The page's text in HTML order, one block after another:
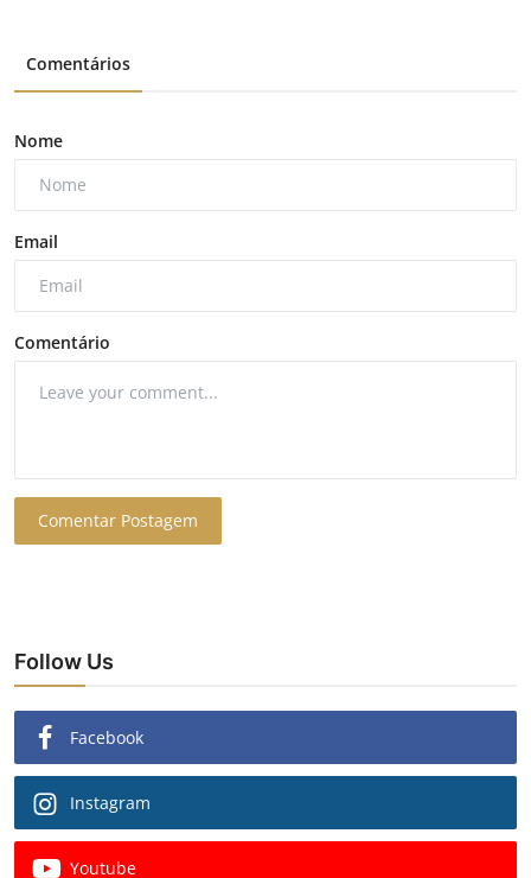
Comentários
Nome
Email
Comentário
Comentar Postagem
Follow Us
Facebook
Instagram
Youtube